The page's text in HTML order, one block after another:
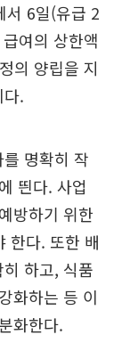
서 6일(유급 2
여의 상한액
의 양립을 지
.
명확히 작
띈다. 사업
방하기 위한
한다. 또한 배
하고, 식품
화하는 등 이
화한다.